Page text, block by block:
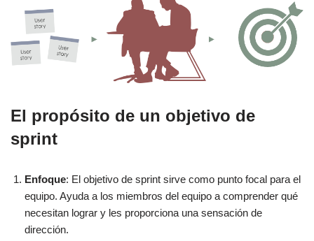
El propósito de un objetivo de
sprint
Enfoque: El objetivo de sprint sirve como punto focal para el
equipo. Ayuda a los miembros del equipo a comprender qué
necesitan lograr y les proporciona una sensación de
dirección.